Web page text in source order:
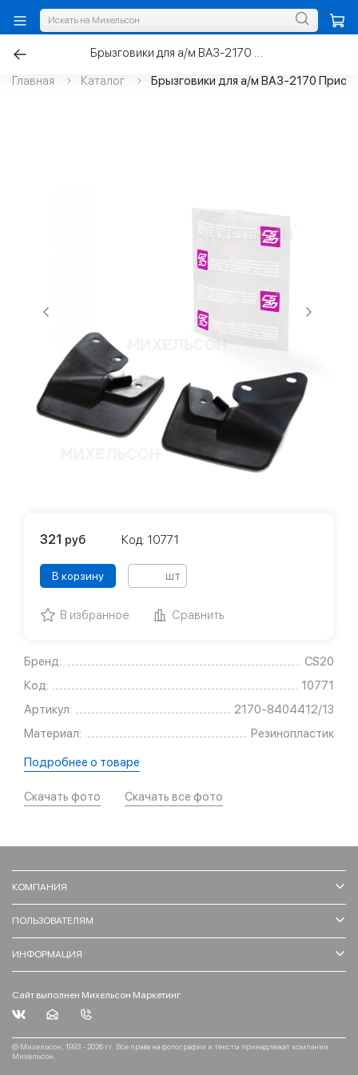
Главная Каталог Брызговики для а/м ВАЗ-2170
Бренд:
CS20
Код:
10771
Артикул:
2170-8404412/13
Материал:
Резинопластик
Подробнее о товаре
Скачать фото Скачать все фото
321 руб Код: 10771
В корзину шт
В избранное Сравнить
КОМПАНИЯ
ПОЛЬЗОВАТЕЛЯМ
ИНФОРМАЦИЯ
Сайт выполнен Михельсон Маркетинг
© Михельсон, 1993 - 2026 гг. Все права на фотографии и тексты принадлежат компании
Михельсон.